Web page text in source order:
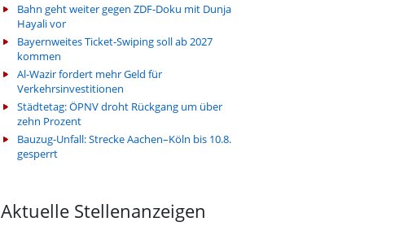
Bahn geht weiter gegen ZDF-Doku mit Dunja
Hayali vor
Bayernweites Ticket-Swiping soll ab 2027
kommen
Al-Wazir fordert mehr Geld für
Verkehrsinvestitionen
Städtetag: ÖPNV droht Rückgang um über
zehn Prozent
Bauzug-Unfall: Strecke Aachen–Köln bis 10.8.
gesperrt
Aktuelle Stellenanzeigen